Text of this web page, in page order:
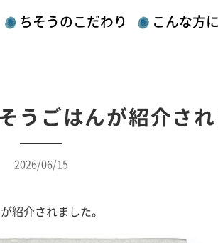
ちそうのこだわり こんな方
うごはんが紹介さ
2026/06/15
紹介されました。